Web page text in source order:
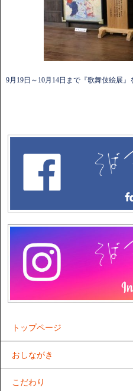
9月19日～10月14日まで『歌舞伎絵展
トップページ
おしながき
こだわり